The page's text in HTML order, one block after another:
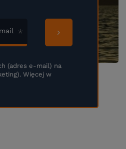
(adres e-mail) na
Więcej w